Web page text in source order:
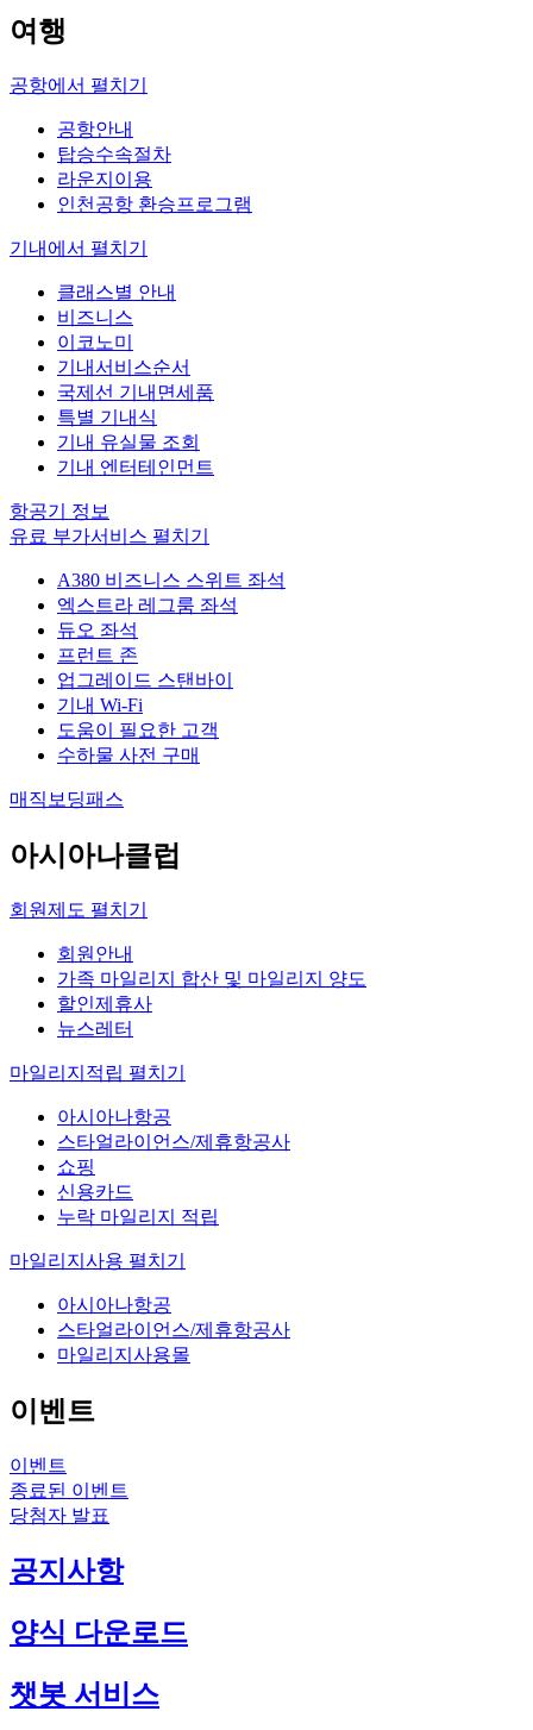
여행
공항에서 펼치기
공항안내
탑승수속절차
라운지이용
인천공항 환승프로그램
기내에서 펼치기
클래스별 안내
비즈니스
이코노미
기내서비스순서
국제선 기내면세품
특별 기내식
기내 유실물 조회
기내 엔터테인먼트
항공기 정보
유료 부가서비스 펼치기
A380 비즈니스 스위트 좌석
엑스트라 레그룸 좌석
듀오 좌석
프런트 존
업그레이드 스탠바이
기내 Wi-Fi
도움이 필요한 고객
수하물 사전 구매
매직보딩패스
아시아나클럽
회원제도 펼치기
회원안내
가족 마일리지 합산 및 마일리지 양도
할인제휴사
뉴스레터
마일리지적립 펼치기
아시아나항공
스타얼라이언스/제휴항공사
쇼핑
신용카드
누락 마일리지 적립
마일리지사용 펼치기
아시아나항공
스타얼라이언스/제휴항공사
마일리지사용몰
이벤트
이벤트
종료된 이벤트
당첨자 발표
공지사항
양식 다운로드
챗봇 서비스